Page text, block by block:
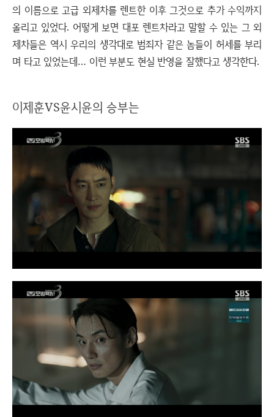
의 이름으로 고급 외제차를 렌트한 이후 그것으로 추가 수익까지
올리고 있었다. 어떻게 보면 대포 렌트차라고 말할 수 있는 그 외
제차들은 역시 우리의 생각대로 범죄자 같은 놈들이 허세를 부리
며 타고 있었는데… 이런 부분도 현실 반영을 잘했다고 생각한다.
이제훈VS윤시윤의 승부는